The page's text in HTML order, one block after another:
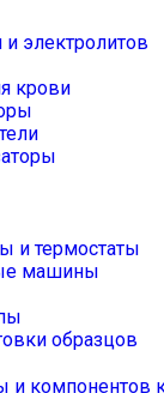
электролитов
крови
и термостаты
машины
образцов
и компонентов